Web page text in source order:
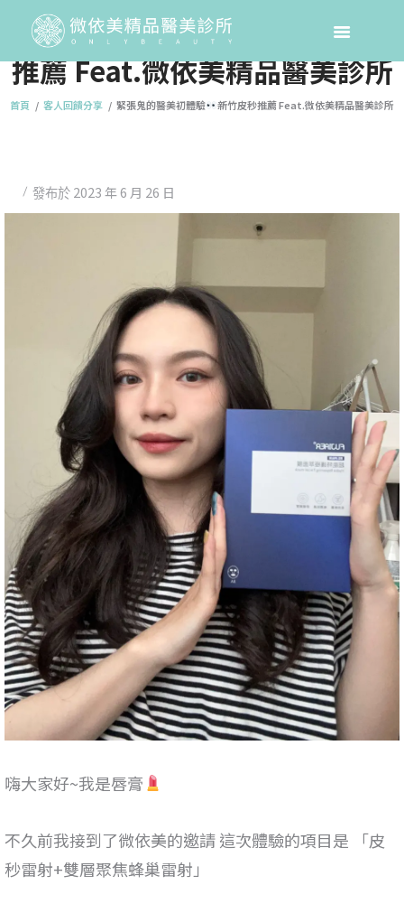
緊張鬼的醫美初體驗
新竹皮秒
推薦 Feat.微依美精品醫美診所
首頁 客人回饋分享 緊張鬼的醫美初體驗 新竹皮秒推薦 Feat.微依美精品醫美診所
發布於 2023 年 6 月 26 日
嗨大家好~我是唇膏
不久前我接到了微依美的邀請 這次體驗的項目是 「皮
秒雷射+雙層聚焦蜂巢雷射」